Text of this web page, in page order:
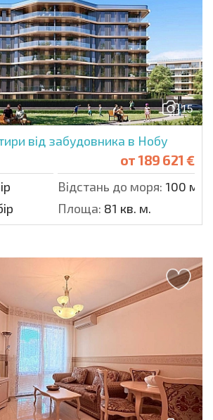
15
від забудовника в Нобу
от189 621 €
Відстань до моря: 100 м.
Площа: 81 кв. м.